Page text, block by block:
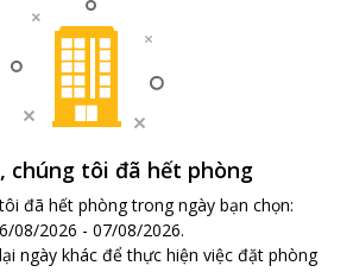
chúng tôi đã hết phòng
đã hết phòng trong ngày bạn chọn:
08/2026 - 07/08/2026.
ngày khác để thực hiện việc đặt phòng